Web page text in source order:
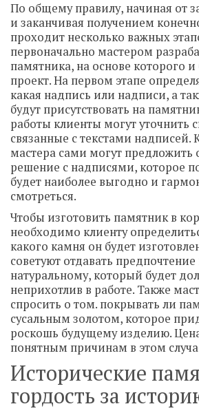
По общему правилу, начиная от
и заканчивая получением
проходит несколько важных
первоначально мастером
памятника, на основе которого и
проект. На первом этапе
какая надпись или надписи, а
будут присутствовать на
работы клиенты могут уточнить
связанные с текстами надписей.
мастера сами могут предложить
решение с надписями, которое
будет наиболее выгодно и
смотреться.
Чтобы изготовить памятник в
необходимо клиенту
какого камня он будет
советуют отдавать
натуральному, который будет
неприхотлив в работе. Также
спросить о том. покрывать ли
сусальным золотом, которое
роскошь будущему изделию.
понятным причинам в этом
Исторические
гордость за